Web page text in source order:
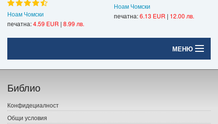
Ноам Чомски
печатна:4.59 EUR | 8.99 лв.
Ноам Чомски
печатна:6.13 EUR | 12.00 лв.
МЕНЮ
Начало
Печатни книги
Електронни книги
Библио
Конфидециалност
Общи условия